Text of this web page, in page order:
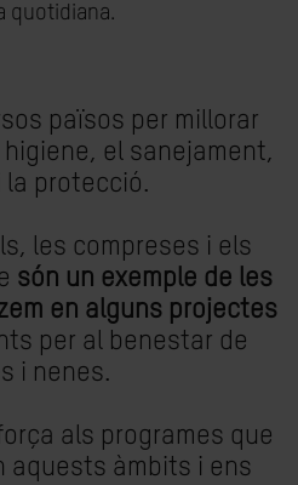
quotidiana.
països per millorar
higiene, el sanejament,
la protecció.
les compreses i els
són un exemple de les
en alguns projectes
per al benestar de
i nenes.
als programes que
aquests àmbits i ens